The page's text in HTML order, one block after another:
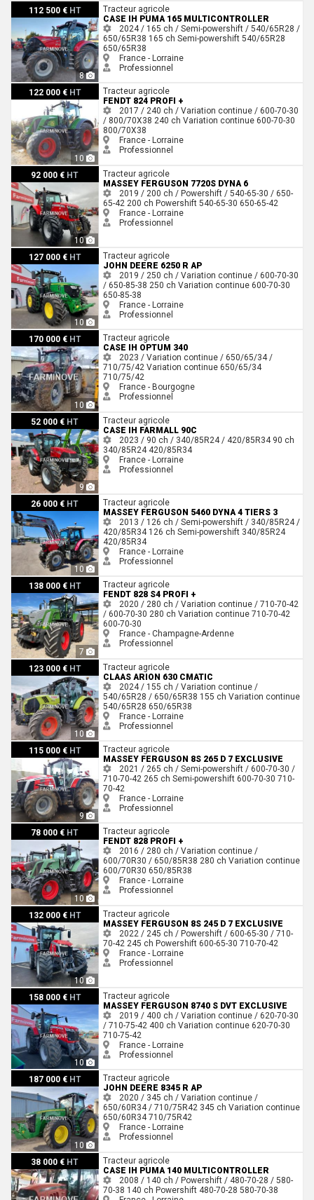
112 500 € HT
8
Case IH PUMA 165 MULTICONTROLLER
Tracteur agricole
CASE IH PUMA 165 MULTICONTROLLER
2024 / 165 ch / Semi-powershift / 540/65R28 /
650/65R38 165 ch Semi-powershift 540/65R28
650/65R38
France - Lorraine
Professionnel
122 000 € HT
10
Fendt 824 PROFI +
Tracteur agricole
FENDT 824 PROFI +
2017 / 240 ch / Variation continue / 600-70-30
/ 800/70X38 240 ch Variation continue 600-70-30
800/70X38
France - Lorraine
Professionnel
92 000 € HT
10
Massey Ferguson 7720s dyna 6Tracteur agricole
MASSEY FERGUSON 7720S DYNA 6
2019 / 200 ch / Powershift / 540-65-30 / 650-
65-42 200 ch Powershift 540-65-30 650-65-42
France - Lorraine
Professionnel
127 000 € HT
10
John Deere 6250 R AP
Tracteur agricole
JOHN DEERE 6250 R AP
2019 / 250 ch / Variation continue / 600-70-30
/ 650-85-38 250 ch Variation continue 600-70-30
650-85-38
France - Lorraine
Professionnel
170 000 € HT
10
Case IH Optum 340
Tracteur agricole
CASE IH OPTUM 340
2023 / Variation continue / 650/65/34 /
710/75/42 Variation continue 650/65/34
710/75/42
France - Bourgogne
Professionnel
52 000 € HT
9
Case IH FARMALL 90C
Tracteur agricole
CASE IH FARMALL 90C
2023 / 90 ch / 340/85R24 / 420/85R34 90 ch
340/85R24 420/85R34
France - Lorraine
Professionnel
26 000 € HT
10
Massey Ferguson 5460 DYNA 4 TIERS 3
Tracteur agricole
MASSEY FERGUSON 5460 DYNA 4 TIERS 3
2013 / 126 ch / Semi-powershift / 340/85R24 /
420/85R34 126 ch Semi-powershift 340/85R24
420/85R34
France - Lorraine
Professionnel
138 000 € HT
7
Fendt 828 S4 PROFI +
Tracteur agricole
FENDT 828 S4 PROFI +
2020 / 280 ch / Variation continue / 710-70-42
/ 600-70-30 280 ch Variation continue 710-70-42
600-70-30
France - Champagne-Ardenne
Professionnel
123 000 € HT
10
Claas ARION 630 CMATICTracteur agricole
CLAAS ARION 630 CMATIC
2024 / 155 ch / Variation continue /
540/65R28 / 650/65R38 155 ch Variation continue
540/65R28 650/65R38
France - Lorraine
Professionnel
115 000 € HT
9
Massey Ferguson 8S 265 D 7 EXCLUSIVE
Tracteur agricole
MASSEY FERGUSON 8S 265 D 7 EXCLUSIVE
2021 / 265 ch / Semi-powershift / 600-70-30 /
710-70-42 265 ch Semi-powershift 600-70-30 710-
70-42
France - Lorraine
Professionnel
78 000 € HT
10
Fendt 828 PROFI +
Tracteur agricole
FENDT 828 PROFI +
2016 / 280 ch / Variation continue /
600/70R30 / 650/85R38 280 ch Variation continue
600/70R30 650/85R38
France - Lorraine
Professionnel
132 000 € HT
10
Massey Ferguson 8S 245 D 7 EXCLUSIVE
Tracteur agricole
MASSEY FERGUSON 8S 245 D 7 EXCLUSIVE
2022 / 245 ch / Powershift / 600-65-30 / 710-
70-42 245 ch Powershift 600-65-30 710-70-42
France - Lorraine
Professionnel
158 000 € HT
10
Massey Ferguson 8740 S DVT EXCLUSIVE
Tracteur agricole
MASSEY FERGUSON 8740 S DVT EXCLUSIVE
2019 / 400 ch / Variation continue / 620-70-30
/ 710-75-42 400 ch Variation continue 620-70-30
710-75-42
France - Lorraine
Professionnel
187 000 € HT
10
John Deere 8345 R AP
Tracteur agricole
JOHN DEERE 8345 R AP
2020 / 345 ch / Variation continue /
650/60R34 / 710/75R42 345 ch Variation continue
650/60R34710/75R42
France - Lorraine
Professionnel
38 000 € HT
Case IH PUMA 140 MULTICONTROLLER
Tracteur agricole
CASE IH PUMA 140 MULTICONTROLLER
2008 / 140 ch / Powershift / 480-70-28 / 580-
70-38 140 ch Powershift 480-70-28 580-70-38